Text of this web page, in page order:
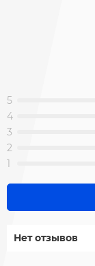
5
4
3
2
1
Нет отзывов